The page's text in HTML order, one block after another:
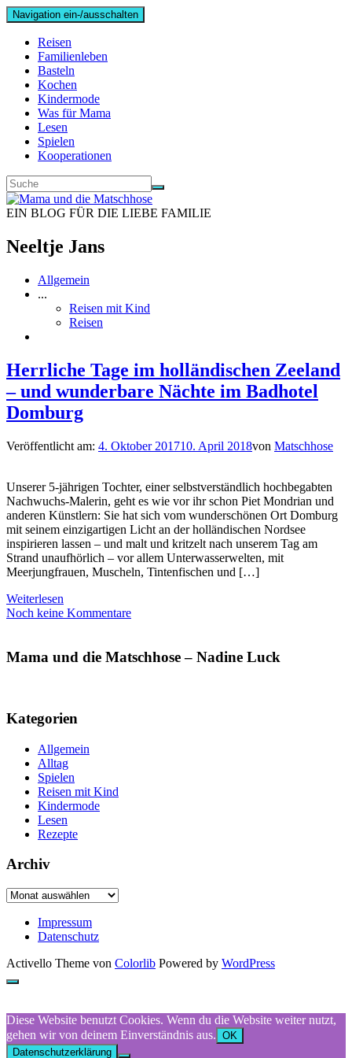
Navigation ein-/ausschalten
Reisen
Familienleben
Basteln
Kochen
Kindermode
Was für Mama
Lesen
Spielen
Kooperationen
EIN BLOG FÜR DIE LIEBE FAMILIE
Neeltje Jans
Allgemein
...
Reisen mit Kind
Reisen
Herrliche Tage im holländischen Zeeland
– und wunderbare Nächte im Badhotel
Domburg
Veröffentlicht am: 4. Oktober 201710. April 2018von Matschhose
Unserer 5-jährigen Tochter, einer selbstverständlich hochbegabten
Nachwuchs-Malerin, geht es wie vor ihr schon Piet Mondrian und
anderen Künstlern: Sie hat sich vom wunderschönen Ort Domburg
mit seinem einzigartigen Licht an der holländischen Nordsee
inspirieren lassen – und malt und kritzelt nach unserem Tag am
Strand unaufhörlich – vor allem Unterwasserwelten, mit
Meerjungfrauen, Muscheln, Tintenfischen und […]
Weiterlesen
Noch keine Kommentare
Mama und die Matschhose – Nadine Luck
Kategorien
Allgemein
Alltag
Spielen
Reisen mit Kind
Kindermode
Lesen
Rezepte
Archiv
Archiv
Impressum
Datenschutz
Activello Theme von Colorlib Powered by WordPress
Diese Website benutzt Cookies. Wenn du die Website weiter nutzt,
gehen wir von deinem Einverständnis aus. OK
Datenschutzerklärung